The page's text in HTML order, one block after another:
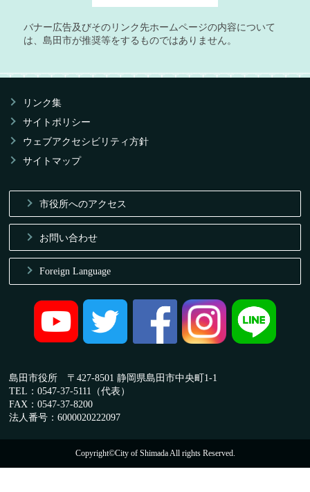
バナー広告及びそのリンク先ホームページの内容について
は、島田市が推奨等をするものではありません。
リンク集
サイトポリシー
ウェブアクセシビリティ方針
サイトマップ
市役所へのアクセス
お問い合わせ
Foreign Language
島田市役所 〒427-8501 静岡県島田市中央町1-1
TEL：0547-37-5111（代表）
FAX：0547-37-8200
法人番号：6000020222097
Copyright©City of Shimada All rights Reserved.